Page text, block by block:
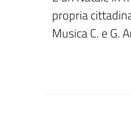
propria
Musica C. e G.